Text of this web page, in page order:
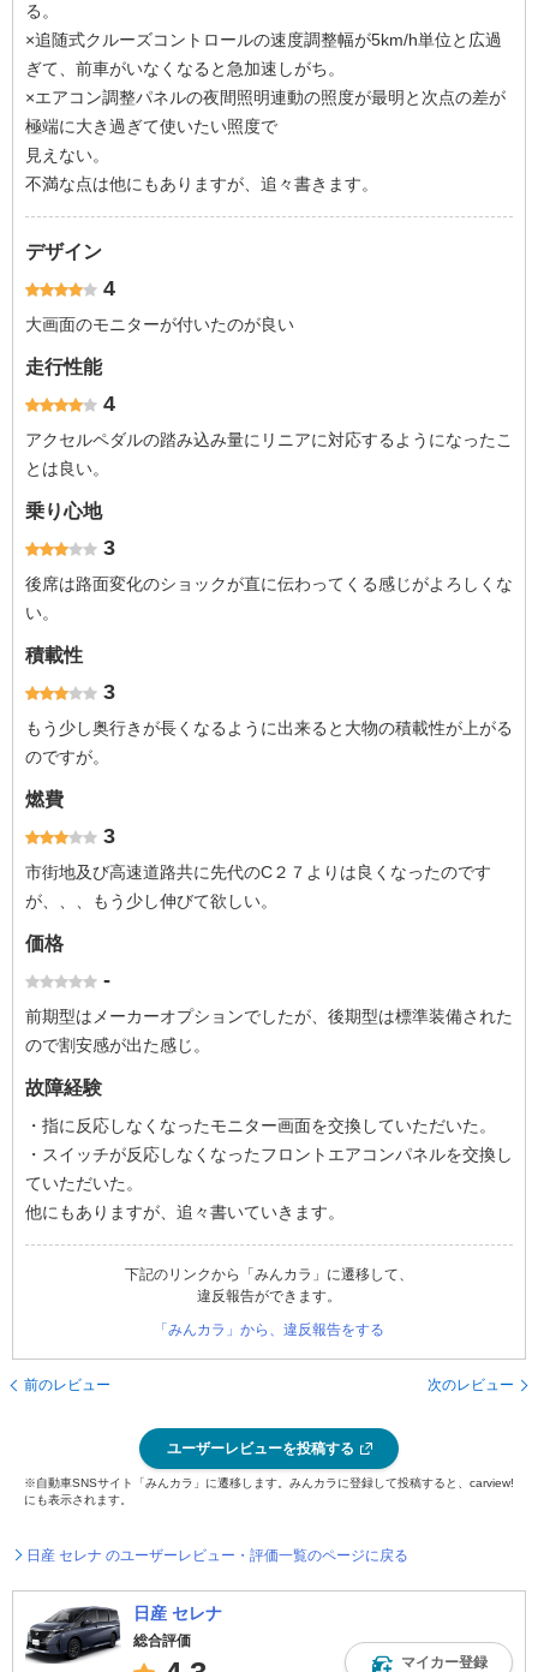
る。
×追随式クルーズコントロールの速度調整幅が5km/h単位と広過
ぎて、前車がいなくなると急加速しがち。
×エアコン調整パネルの夜間照明連動の照度が最明と次点の差が
極端に大き過ぎて使いたい照度で
見えない。
不満な点は他にもありますが、追々書きます。
デザイン
4
大画面のモニターが付いたのが良い
走行性能
4
アクセルペダルの踏み込み量にリニアに対応するようになったこ
とは良い。
乗り心地
3
後席は路面変化のショックが直に伝わってくる感じがよろしくな
い。
積載性
3
もう少し奥行きが長くなるように出来ると大物の積載性が上がる
のですが。
燃費
3
市街地及び高速道路共に先代のC２７よりは良くなったのです
が、、、もう少し伸びて欲しい。
価格
-
前期型はメーカーオプションでしたが、後期型は標準装備された
ので割安感が出た感じ。
故障経験
・指に反応しなくなったモニター画面を交換していただいた。
・スイッチが反応しなくなったフロントエアコンパネルを交換し
ていただいた。
他にもありますが、追々書いていきます。
下記のリンクから「みんカラ」に遷移して、
違反報告ができます。
「みんカラ」から、違反報告をする
前のレビュー 次のレビュー
ユーザーレビューを投稿する
※自動車SNSサイト「みんカラ」に遷移します。みんカラに登録して投稿すると、carview!
にも表示されます。
日産 セレナ のユーザーレビュー・評価一覧のページに戻る
日産 セレナ
総合評価
マイカー登録